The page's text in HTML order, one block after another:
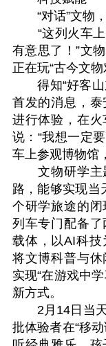
“对话”文物，
“这列火车上
有意思了！”文
正在玩“古今文
得知“好客山
首发的消息，
进行体验，在
说：“我想一定
车上参观博物馆
文物研学主
路，能够实现当
个研学旅途的闭
列车专门配备
载体，以AI科技
将文博科普与
实现“在游戏中
新方式。
2月14日当天
批体验者在“移